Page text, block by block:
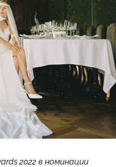
2022 в номинации